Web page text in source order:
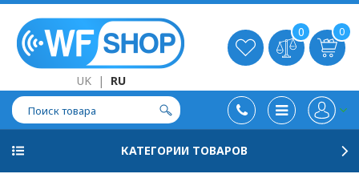
UK | RU
0 0
КАТЕГОРИИ ТОВАРОВ